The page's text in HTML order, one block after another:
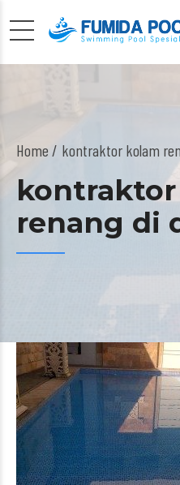
Home kontraktor kolam
renang di